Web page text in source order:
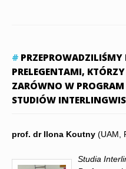
PRELEGENTAMI,
ZARÓWNO W PROGRAM
STUDIÓW
prof. dr Ilona Koutny (UAM,
Studia